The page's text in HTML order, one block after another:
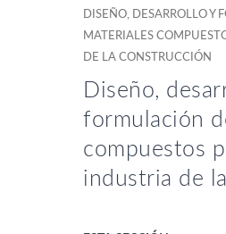
DISEÑO, DESARROLLO Y
MATERIALES
DE LA CONSTRUCCIÓN
Diseño,
formulación
compuestos
industria de